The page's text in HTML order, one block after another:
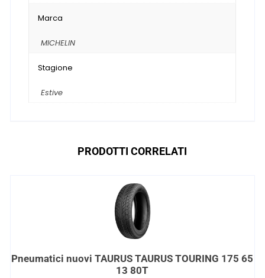
Marca
MICHELIN
Stagione
Estive
PRODOTTI CORRELATI
Pneumatici nuovi TAURUS TAURUS TOURING 175 65
13 80T